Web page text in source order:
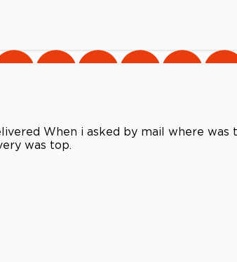
When i asked by mail where was
was top.